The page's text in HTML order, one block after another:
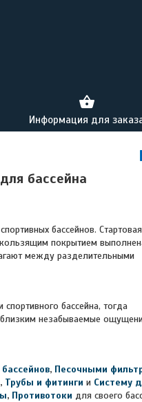
Информация для
бассейна
бассейнов.
покрытием
между разделительными
бассейна, тогда
незабываемые
, Песочными
, Трубы и фитинги и Систему
, Противотоки для своего